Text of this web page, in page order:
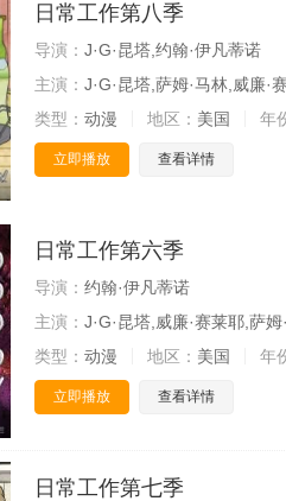
日常工作第八季
导演： J·G·昆塔,约翰·伊凡蒂诺
主演： J·G·昆塔,萨姆·马林,威廉·
类型： 动漫 地区： 美国 年
立即播放 查看详情
日常工作第六季
导演： 约翰·伊凡蒂诺
主演： J·G·昆塔,威廉·赛莱耶,萨
类型： 动漫 地区： 美国 年
立即播放 查看详情
日常工作第七季